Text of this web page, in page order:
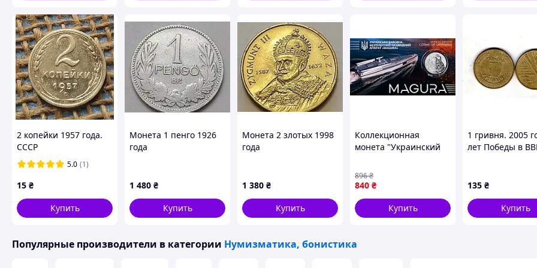
2 копейки 1957 года.
СССР
5.0 (1)
15 ₴
Купить
Монета 1 пенго 1926
года
1 480 ₴
Купить
Монета 2 злотых 1998
года
1 380 ₴
Купить
Коллекционная
монета "Украинский
надводный аппарат
"Magura"" в
840 ₴
896₴
Купить
1 гривня. 2005
лет Победы в
135 ₴
Купить
Популярные производители в категории Нумизматика, бонистика